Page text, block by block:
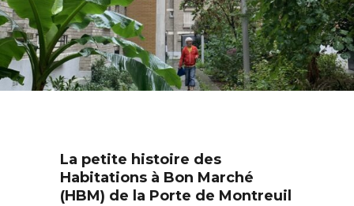
La petite histoire des
Habitations à Bon Marché
(HBM) de la Porte de Montreuil